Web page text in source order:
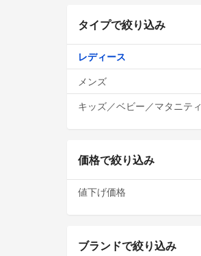
タイプで絞り込み
レディース
メンズ
キッズ／ベビー／マタニティ
価格で絞り込み
値下げ価格
ブランドで絞り込み